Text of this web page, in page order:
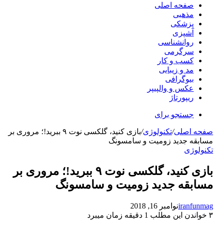
صفحه اصلی
مذهبی
پزشکی
آشپزی
روانشناسی
سرگرمی
کسب و کار
مد و زیبایی
بیوگرافی
عکس و والپیپر
ریپورتاژ
جستجو برای
صفحه اصلی/تکنولوژی/
بازی کنید، گلکسی نوت ۹ ببرید!؛ مروری بر
مسابقه جدید زومیت و سامسونگ
تکنولوژی
بازی کنید، گلکسی نوت ۹ ببرید!؛ مروری بر
مسابقه جدید زومیت و سامسونگ
iranfunmagنوامبر 16, 2018
۳ خواندن این مطلب 1 دقیقه زمان میبرد